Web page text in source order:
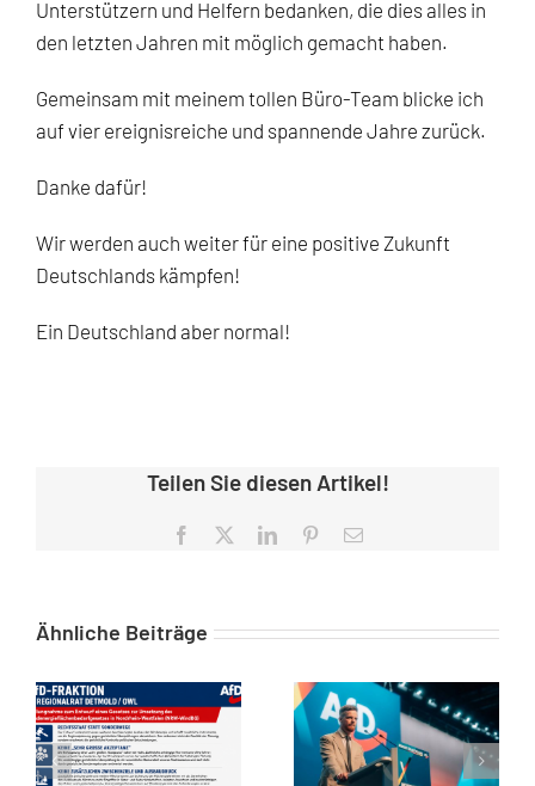
Unterstützern und Helfern bedanken, die dies alles in
den letzten Jahren mit möglich gemacht haben.
Gemeinsam mit meinem tollen Büro-Team blicke ich
auf vier ereignisreiche und spannende Jahre zurück.
Danke dafür!
Wir werden auch weiter für eine positive Zukunft
Deutschlands kämpfen!
Ein Deutschland aber normal!
Teilen Sie diesen Artikel!
Facebook LinkedInPinterest
E-
Ähnliche Beiträge